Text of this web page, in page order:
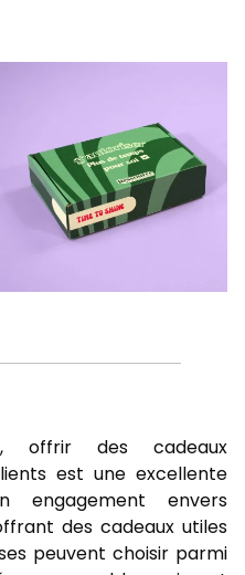
des cadeaux
est une excellente
envers
des cadeaux utiles
peuvent choisir parmi